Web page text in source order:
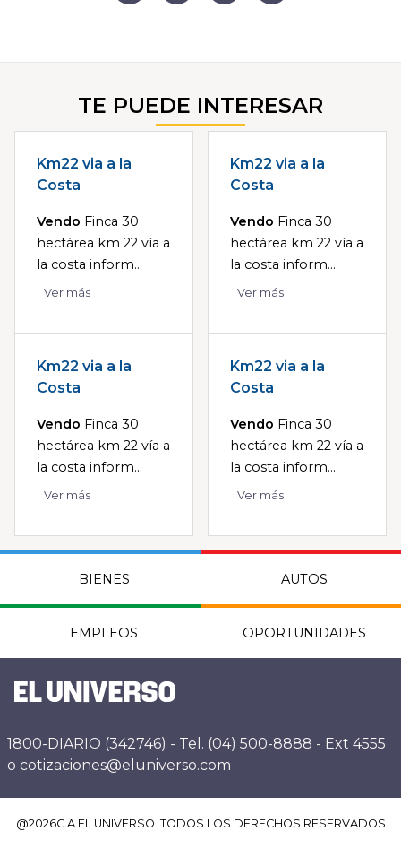
TE PUEDE INTERESAR
Km22 via a la
Costa
Vendo Finca 30
hectárea km 22 vía a
la costa inform...
Ver más
Km22 via a la
Costa
Vendo Finca 30
hectárea km 22 vía a
la costa inform...
Ver más
Km22 via a la
Costa
Vendo Finca 30
hectárea km 22 vía a
la costa inform...
Ver más
Km22 via a la
Costa
Vendo Finca 30
hectárea km 22 vía a
la costa inform...
Ver más
BIENES AUTOS
EMPLEOS OPORTUNIDADES
1800-DIARIO (342746) - Tel. (04) 500-8888 - Ext 4555
o cotizaciones@eluniverso.com
@2026C.A EL UNIVERSO. TODOS LOS DERECHOS RESERVADOS